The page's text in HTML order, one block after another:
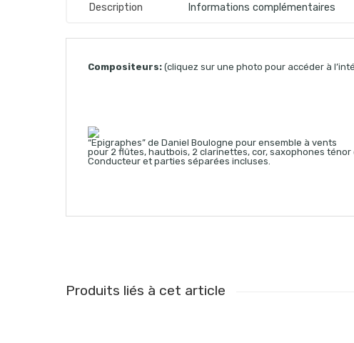
Description Informations complémentaires
Compositeurs: (cliquez sur une photo pour accéder à
“Epigraphes” de Daniel Boulogne pour ensemble à vents
pour 2 flûtes, hautbois, 2 clarinettes, cor, saxophones
Conducteur et parties séparées incluses.
Produits liés à cet article